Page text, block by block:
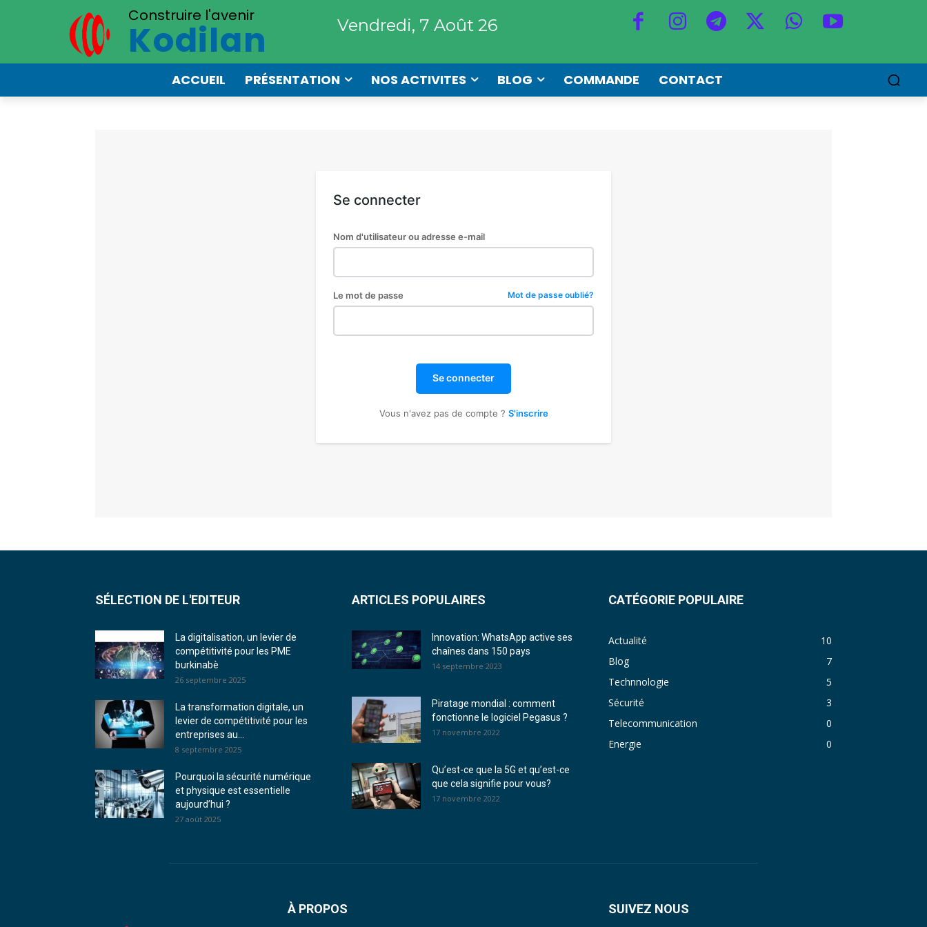
Construire l'avenir
Kodilan Vendredi, 7 Août 26
ACCUEIL PRÉSENTATION NOS ACTIVITES BLOG COMMANDE CONTACT
Se connecter
Nom d'utilisateur ou adresse e-mail
Le mot de passe Mot de passe oublié?
Se connecter
Vous n'avez pas de compte ? S'inscrire
SÉLECTION DE L'EDITEUR
La digitalisation, un levier de
compétitivité pour les PME
burkinabè
26 septembre 2025
La transformation digitale, un
levier de compétitivité pour les
entreprises au...
8 septembre 2025
Pourquoi la sécurité numérique
et physique est essentielle
aujourd’hui ?
27 août 2025
ARTICLES POPULAIRES
Innovation: WhatsApp active ses
chaînes dans 150 pays
14 septembre 2023
Piratage mondial : comment
fonctionne le logiciel Pegasus ?
17 novembre 2022
Qu’est-ce que la 5G et qu’est-ce
que cela signifie pour vous?
17 novembre 2022
CATÉGORIE POPULAIRE
Actualité
10
Blog
7
Technnologie
5
Sécurité
3
Telecommunication
0
Energie
0
À PROPOS SUIVEZ NOUS